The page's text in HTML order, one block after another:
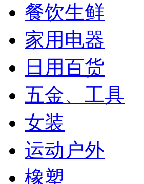
餐饮生鲜
家用电器
日用百货
五金、工具
女装
运动户外
橡塑